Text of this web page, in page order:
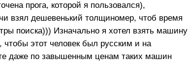
прога, которой я пользовался),
взял дешевенький толщиномер, чтоб время
поиска))) Изначально я хотел взять машину
чтобы этот человек был русским и на
даже по завышенным ценам таких машин